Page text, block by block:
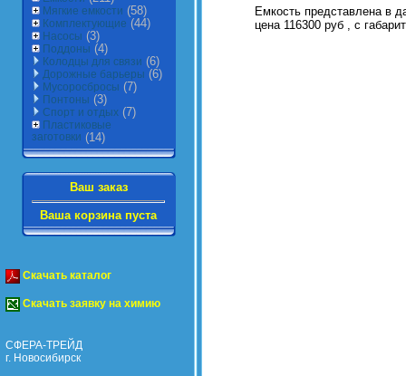
Мягкие емкости (58)
Комплектующие (44)
Насосы (3)
Поддоны (4)
Колодцы для связи (6)
Дорожные барьеры (6)
Мусоросбросы (7)
Понтоны (3)
Спорт и отдых (7)
Пластиковые
заготовки (14)
Ваш заказ
Ваша корзина пуста
Скачать каталог
Скачать заявку на химию
СФЕРА-ТРЕЙД
г. Новосибирск
Емкость представлена в
цена 116300 руб , с